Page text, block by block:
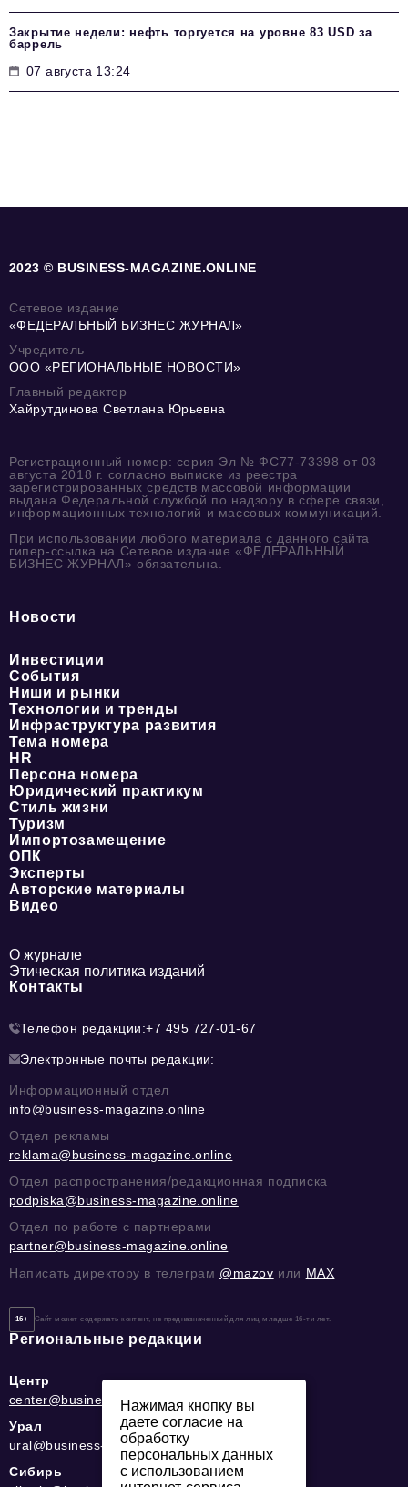
Закрытие недели: нефть торгуется на уровне 83 USD за
баррель
07 августа 13:24
2023 © BUSINESS-MAGAZINE.ONLINE
Сетевое издание
«ФЕДЕРАЛЬНЫЙ БИЗНЕС ЖУРНАЛ»
Учредитель
ООО «РЕГИОНАЛЬНЫЕ НОВОСТИ»
Главный редактор
Хайрутдинова Светлана Юрьевна
Регистрационный номер: серия Эл № ФС77-73398 от 03
августа 2018 г. согласно выписке из реестра
зарегистрированных средств массовой информации
выдана Федеральной службой по надзору в сфере связи,
информационных технологий и массовых коммуникаций.
При использовании любого материала с данного сайта
гипер-ссылка на Сетевое издание «ФЕДЕРАЛЬНЫЙ
БИЗНЕС ЖУРНАЛ» обязательна.
Новости
Инвестиции
События
Ниши и рынки
Технологии и тренды
Инфраструктура развития
Тема номера
HR
Персона номера
Юридический практикум
Стиль жизни
Туризм
Импортозамещение
ОПК
Эксперты
Авторские материалы
Видео
О журнале
Этическая политика изданий
Контакты
Телефон редакции:+7 495 727-01-67
Электронные почты редакции:
Информационный отдел
info@business-magazine.online
Отдел рекламы
reklama@business-magazine.online
Отдел распространения/редакционная подписка
podpiska@business-magazine.online
Отдел по работе с партнерами
partner@business-magazine.online
Написать директору в телеграм @mazov или MAX
16+ Сайт может содержать контент, не предназначенный для лиц младше 16-ти лет.
Региональные редакции
Центр
center@business-magazine.online
Урал
ural@business-magazine.online
Сибирь
Нажимая кнопку вы
даете согласие на
обработку
персональных данных
с использованием